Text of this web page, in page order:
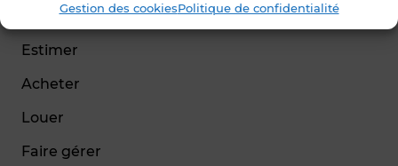
Gestion des cookiesPolitique de confidentialité
Vendre
Estimer
Acheter
Louer
Faire gérer